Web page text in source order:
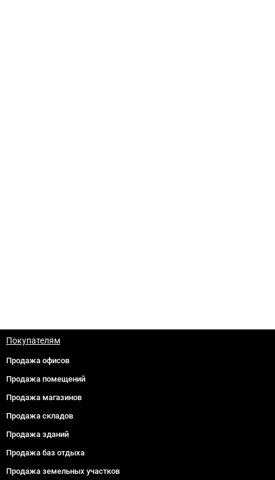
Покупателям
Продажа офисов
Продажа помещений
Продажа магазинов
Продажа складов
Продажа зданий
Продажа баз отдыха
Продажа земельных участков